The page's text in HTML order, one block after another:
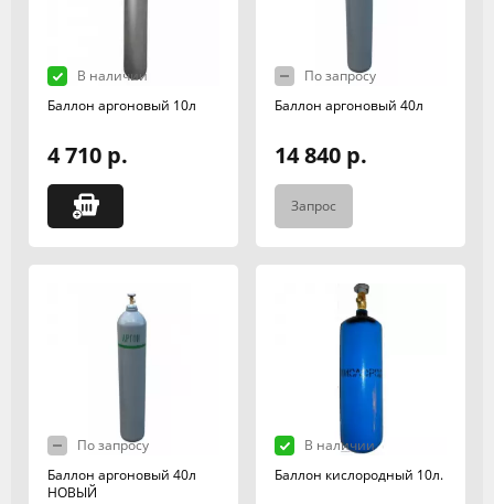
В наличии
Баллон аргоновый 10л
4 710 р.
По запросу
Баллон аргоновый 40л
14 840 р.
Запрос
По запросу
Баллон аргоновый 40л
НОВЫЙ
В наличии
Баллон кислородный 10л.